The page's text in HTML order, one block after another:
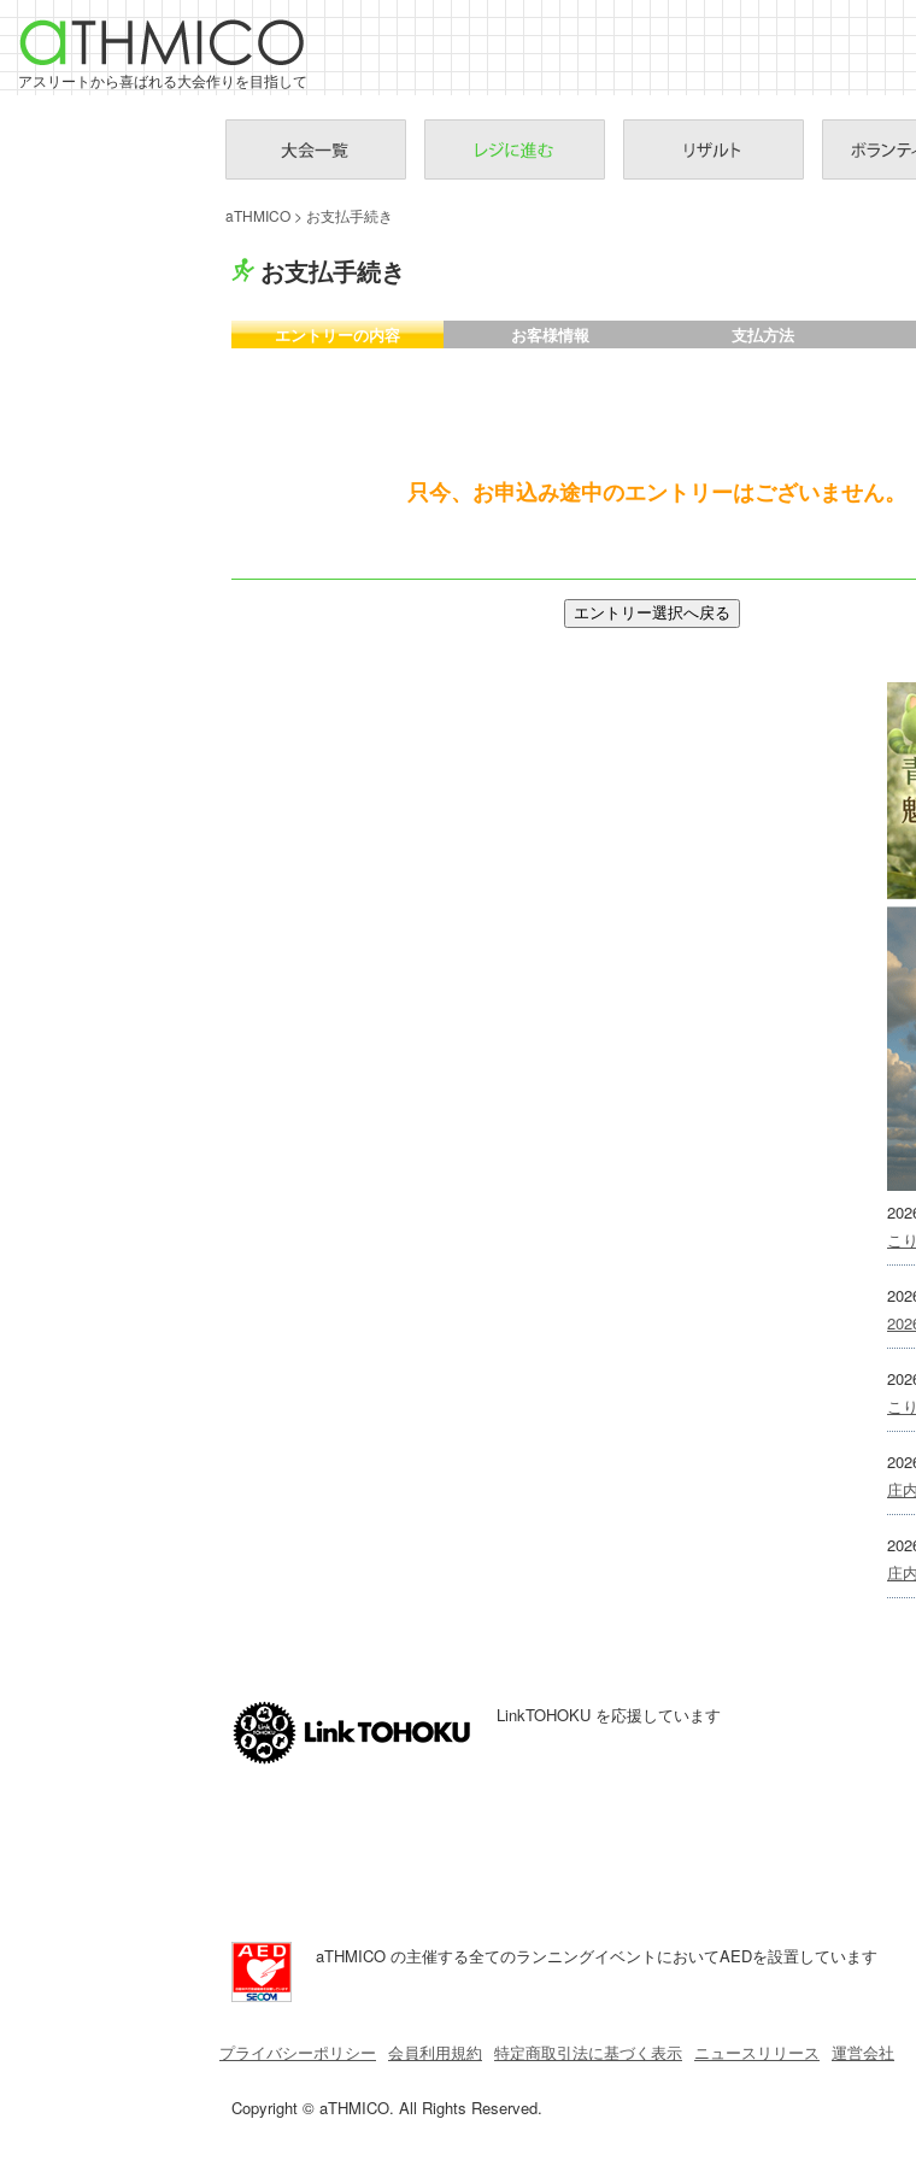
アスリートから喜ばれる大会作りを目指して
aTHMICO > お支払手続き
お支払手続き
エントリーの内容 お客様情報 支払方法
只今、お申込み途中のエントリーはございません。
こ
こ
庄
庄
LinkTOHOKU を応援しています
aTHMICO の主催する全てのランニングイベントにおいてAEDを設置しています
プライバシーポリシー 会員利用規約 特定商取引法に基づく表示 ニュースリリース 運営会社
Copyright © aTHMICO. All Rights Reserved.